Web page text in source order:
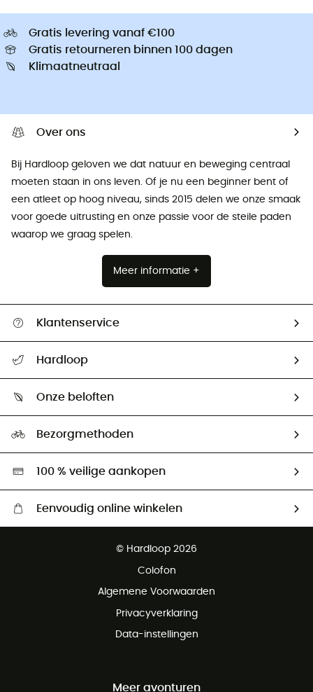
Gratis levering vanaf €100
Gratis retourneren binnen 100 dagen
Klimaatneutraal
Over ons
Bij Hardloop geloven we dat natuur en beweging centraal
moeten staan ​​in ons leven. Of je nu een beginner bent of
een atleet op hoog niveau, sinds 2015 delen we onze smaak
voor goede uitrusting en onze passie voor de steile paden
waarop we graag spelen.
Meer informatie +
Klantenservice
Retourzendingen & Terugbetalingen
Hardloop
Ambassadeurs
Onze beloften
Hardgreen
Bezorgmethoden
100 % veilige aankopen
Eenvoudig online winkelen
Gratis retourneren binnen 100 dagen
© Hardloop 2026
Colofon
Algemene Voorwaarden
Privacyverklaring
Data-instellingen
Meer avonturen